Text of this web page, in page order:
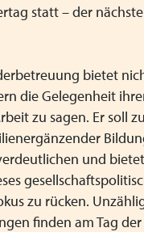
statt – der
bietet
die Gelegenheit
zu sagen. Er soll
und
zu rücken.
finden am Tag der